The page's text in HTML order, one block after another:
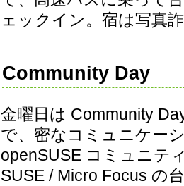
ェックイン。宿は写真
Community Day
金曜日は Community
で、密なコミュニケー
openSUSE コミュニテ
SUSE / Micro Focus の